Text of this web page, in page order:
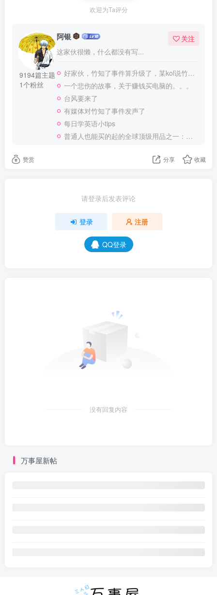
欢迎为Ta评分
9194篇主题
1个粉丝
阿银
这家伙很懒，什么都没有写...
关注
好家伙，竹知了事件算升级了，某kol说竹知了是日本玩具
一个悲伤的故事，关于赚钱买电脑的。。。
台风要来了
有媒体对竹知了事件发声了
每日学英语小tips
普通人也能买的起的全球顶级用品之一：WD-40润滑除锈剂！
赞赏 分享 收藏
请登录后发表评论
登录 注册
QQ登录
没有回复内容
万事屋新帖